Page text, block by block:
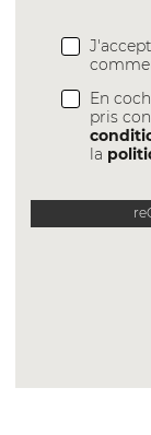
En
pris
la